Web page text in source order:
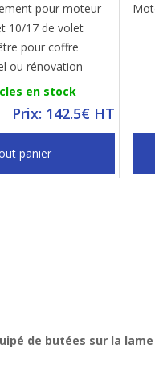
pour moteur
10/17 de volet
pour coffre
ou rénovation
en stock
Prix: 142.5€ HT
panier
de butées sur la